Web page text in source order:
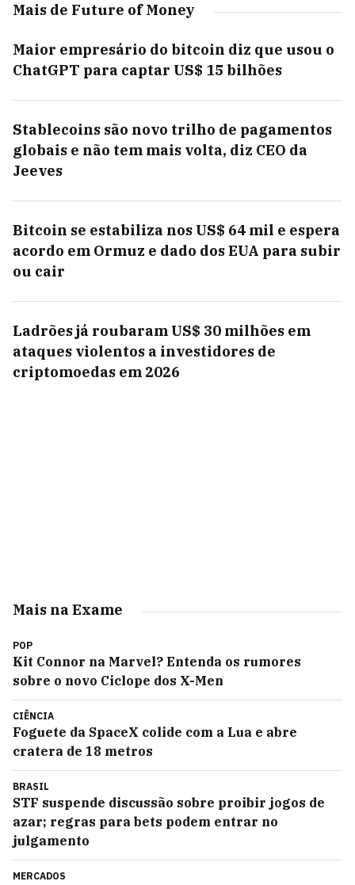
Mais de Future of Money
Maior empresário do bitcoin diz que usou o
ChatGPT para captar US$ 15 bilhões
Stablecoins são novo trilho de pagamentos
globais e não tem mais volta, diz CEO da
Jeeves
Bitcoin se estabiliza nos US$ 64 mil e espera
acordo em Ormuz e dado dos EUA para subir
ou cair
Ladrões já roubaram US$ 30 milhões em
ataques violentos a investidores de
criptomoedas em 2026
Mais na Exame
POP
Kit Connor na Marvel? Entenda os rumores
sobre o novo Ciclope dos X-Men
CIÊNCIA
Foguete da SpaceX colide com a Lua e abre
cratera de 18 metros
BRASIL
STF suspende discussão sobre proibir jogos de
azar; regras para bets podem entrar no
julgamento
MERCADOS